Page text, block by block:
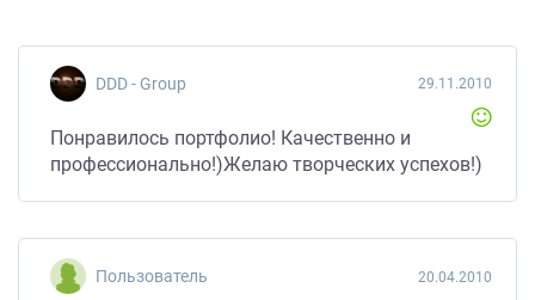
DDD - Group 29.11.2010
Понравилось портфолио! Качественно и
профессионально!)Желаю творческих успехов!)
Пользователь 20.04.2010